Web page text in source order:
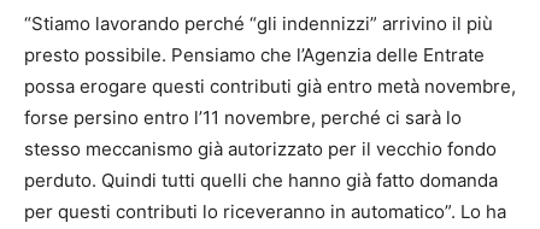
“Stiamo lavorando perché “gli indennizzi” arrivino il più
presto possibile. Pensiamo che l’Agenzia delle Entrate
possa erogare questi contributi già entro metà novembre,
forse persino entro l’11 novembre, perché ci sarà lo
stesso meccanismo già autorizzato per il vecchio fondo
perduto. Quindi tutti quelli che hanno già fatto domanda
per questi contributi lo riceveranno in automatico”. Lo ha